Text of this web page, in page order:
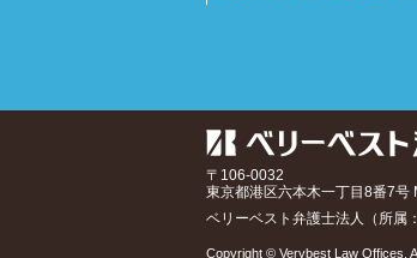
〒106-0032
東京都港区六本木一丁目8番7号
ベリーベスト弁護士法人（所属
Copyright © Verybest Law Offices.